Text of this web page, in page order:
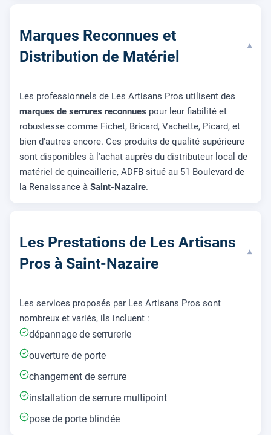
Marques Reconnues et
Distribution de Matériel
▾
Les professionnels de Les Artisans Pros utilisent des
marques de serrures reconnues pour leur fiabilité et
robustesse comme Fichet, Bricard, Vachette, Picard, et
bien d'autres encore. Ces produits de qualité supérieure
sont disponibles à l'achat auprès du distributeur local de
matériel de quincaillerie, ADFB situé au 51 Boulevard de
la Renaissance à Saint-Nazaire.
Les Prestations de Les Artisans
Pros à Saint-Nazaire
▾
Les services proposés par Les Artisans Pros sont
nombreux et variés, ils incluent :
dépannage de serrurerie
ouverture de porte
changement de serrure
installation de serrure multipoint
pose de porte blindée